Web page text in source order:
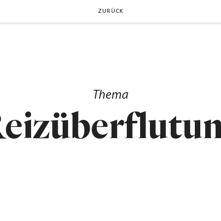
ZURÜCK
Thema